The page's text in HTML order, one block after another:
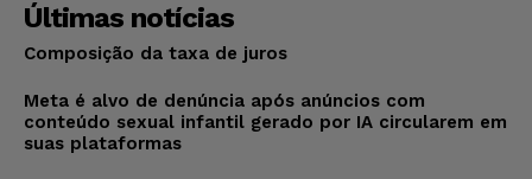
Últimas notícias
Composição da taxa de juros
Meta é alvo de denúncia após anúncios com
conteúdo sexual infantil gerado por IA circularem em
suas plataformas